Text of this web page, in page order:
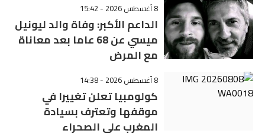
8 أغسطس 2026 - 15:42
الداعم الأكبر: وفاة والد ليونيل
ميسي عن 68 عاما بعد معاناة
مع المرض
8 أغسطس 2026 - 14:38
كولومبيا تعلن تغييرا في
موقفها وتعترف بسيادة
المغرب على الصحراء